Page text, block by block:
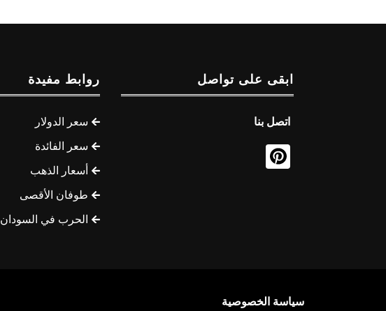
ابقى على تواصل
اتصل بنا
روابط مفيدة
سعر الدولار
سعر الفائدة
أسعار الذهب
طوفان الأقصى
الحرب في السودان
سياسة الخصوصية